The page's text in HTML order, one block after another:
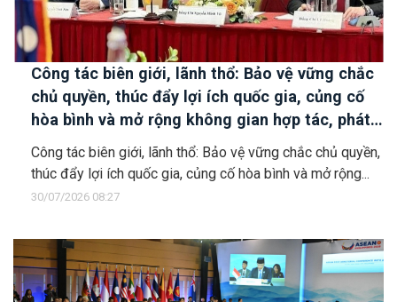
Công tác biên giới, lãnh thổ: Bảo vệ vững chắc
chủ quyền, thúc đẩy lợi ích quốc gia, củng cố
hòa bình và mở rộng không gian hợp tác, phát
triển
Công tác biên giới, lãnh thổ: Bảo vệ vững chắc chủ quyền,
thúc đẩy lợi ích quốc gia, củng cố hòa bình và mở rộng...
30/07/2026 08:27